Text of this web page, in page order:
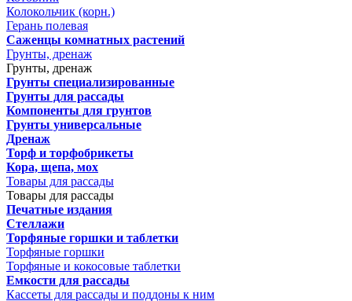
Колокольчик (корн.)
Герань полевая
Саженцы комнатных растений
Грунты, дренаж
Грунты, дренаж
Грунты специализированные
Грунты для рассады
Компоненты для грунтов
Грунты универсальные
Дренаж
Торф и торфобрикеты
Кора, щепа, мох
Товары для рассады
Товары для рассады
Печатные издания
Стеллажи
Торфяные горшки и таблетки
Торфяные горшки
Торфяные и кокосовые таблетки
Емкости для рассады
Кассеты для рассады и поддоны к ним